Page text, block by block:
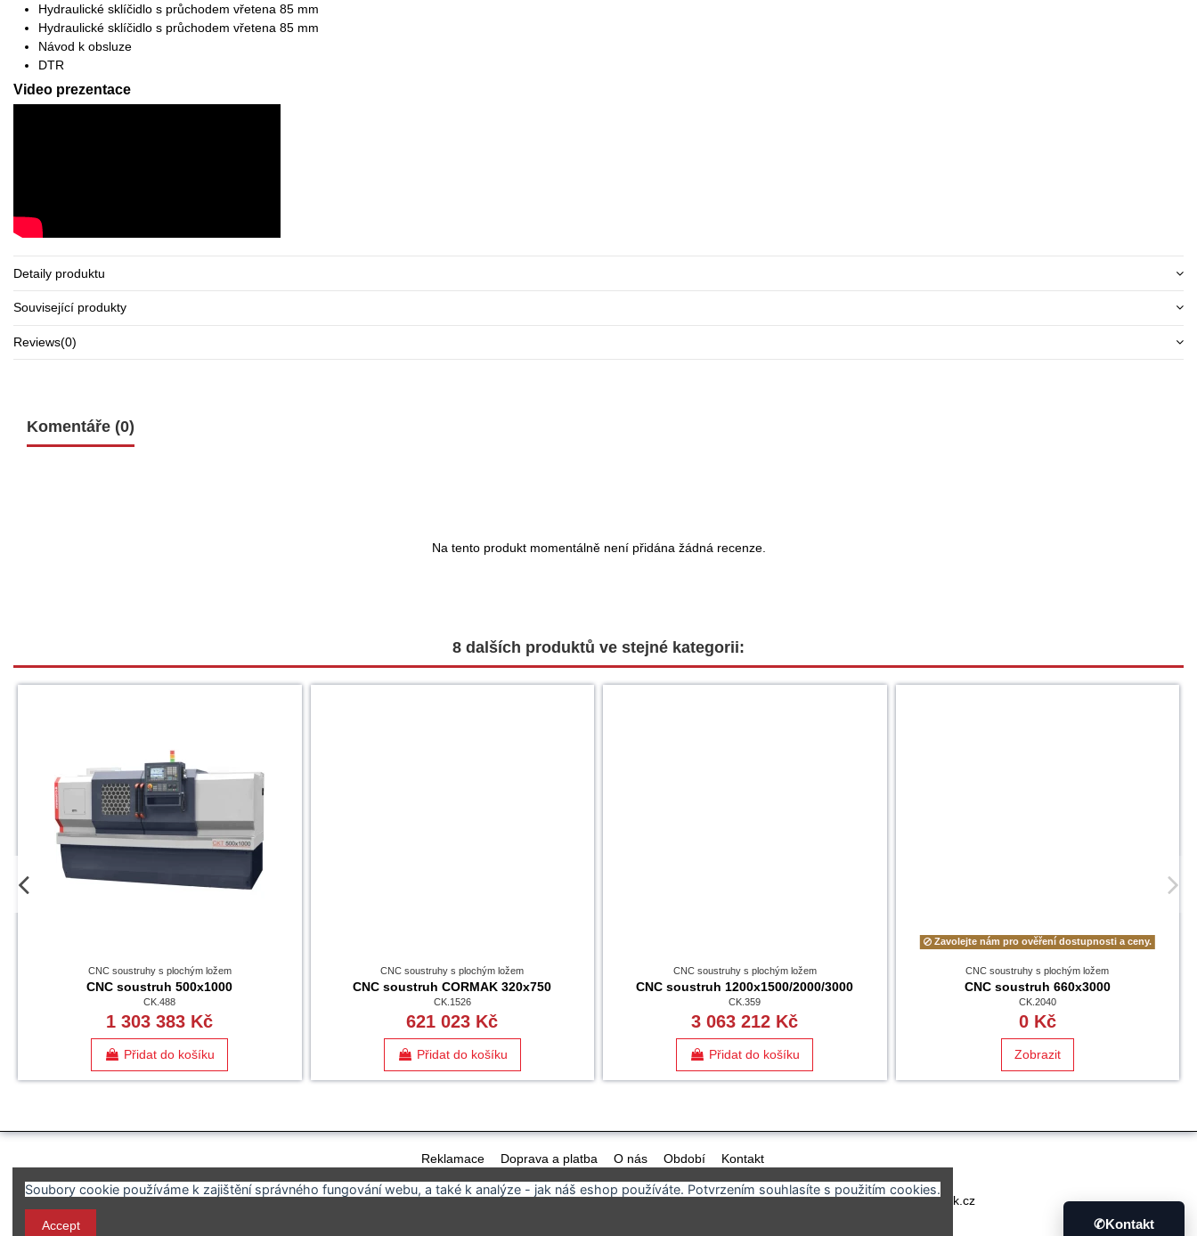
Hydraulické sklíčidlo s průchodem vřetena 85 mm
Hydraulické sklíčidlo s průchodem vřetena 85 mm
Návod k obsluze
DTR
Video prezentace
Detaily produktu
Související produkty
Reviews(0)
Komentáře (0)
Na tento produkt momentálně není přidána žádná recenze.
8 dalších produktů ve stejné kategorii:
CNC soustruhy s plochým ložem
CNC soustruh 500x1000
CK.488
1 303 383 Kč
Přidat do košíku
CNC soustruhy s plochým ložem
CNC soustruh CORMAK 320x750
CK.1526
621 023 Kč
Přidat do košíku
CNC soustruhy s plochým ložem
CNC soustruh 1200x1500/2000/3000
CK.359
3 063 212 Kč
Přidat do košíku
Zavolejte nám pro ověření dostupnosti a ceny.
CNC soustruhy s plochým ložem
CNC soustruh 660x3000
CK.2040
0 Kč
Zobrazit
Reklamace Doprava a platba O nás Období Kontakt
SERVICE-SOLUTION s.r.o Nový Dvůr 58, Podhořany u Ronova, ČESKÁ REPUBLIKA +420 725 838 038
eshop@cormak.cz
Soubory cookie používáme k zajištění správného fungování webu, a také k analýze - jak náš eshop používáte. Potvrzením souhlasíte s použitím cookies.
Accept ✆Kontakt